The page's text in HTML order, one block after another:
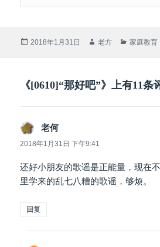
发
2018年1月31日
作
老方
分
家庭教育
《[0610]“那好吧”》上有11条
老何说
道：
2018年1月31日 下午9:41
还好小朋友的歌谣是正能量，现在
里学来的乱七八糟的歌谣，够烦。
回复